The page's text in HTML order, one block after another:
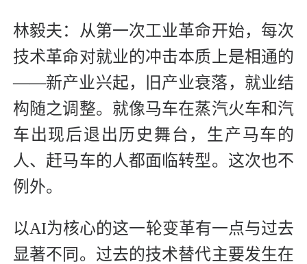
林毅夫：从第一次工业革命开始，每次
技术革命对就业的冲击本质上是相通的
——新产业兴起，旧产业衰落，就业结
构随之调整。就像马车在蒸汽火车和汽
车出现后退出历史舞台，生产马车的
人、赶马车的人都面临转型。这次也不
例外。
以AI为核心的这一轮变革有一点与过去
显著不同。过去的技术替代主要发生在